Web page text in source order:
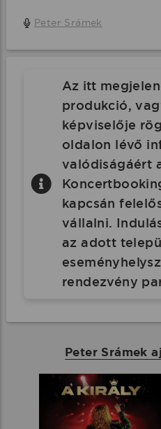
Peter Srámek
Az itt
produkció,
képviselője
oldalon lévő
valódiságáért
kapcsán
vállalni.
az adott
rendezvény
Peter Srámek